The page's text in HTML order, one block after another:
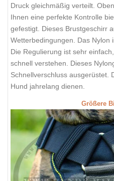
Druck gleichmäßig verteilt.
Ihnen eine perfekte Kontrolle
gefestigt. Dieses Brustgeschirr
Wetterbedingungen. Das Nylon
Die Regulierung ist sehr
schnell verstehen. Dieses
Schnellverschluss ausgerüstet.
Hund jahrelang dienen.
Größere